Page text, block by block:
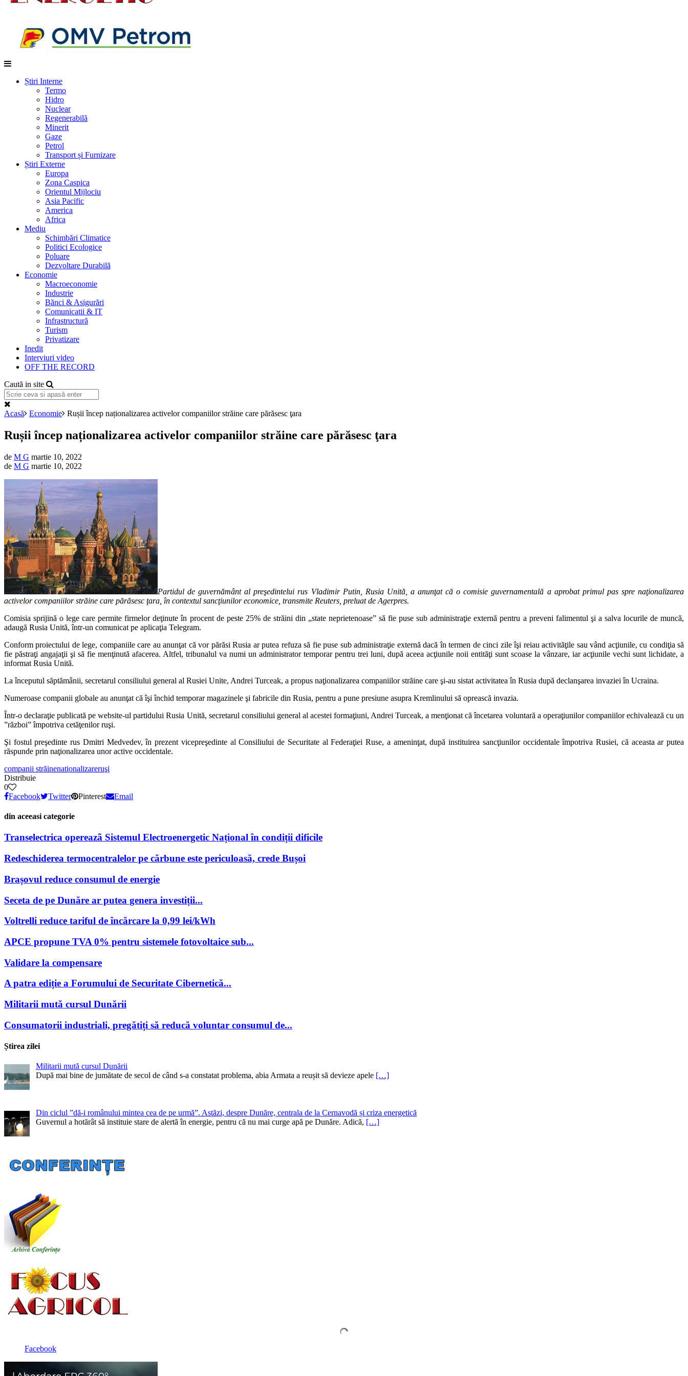
Știri Interne
Termo
Hidro
Nuclear
Regenerabilă
Minerit
Gaze
Petrol
Transport și Furnizare
Știri Externe
Europa
Zona Caspica
Orientul Mijlociu
Asia Pacific
America
Africa
Mediu
Schimbări Climatice
Politici Ecologice
Poluare
Dezvoltare Durabilă
Economie
Macroeconomie
Industrie
Bănci & Asigurări
Comunicatii & IT
Infrastructură
Turism
Privatizare
Inedit
Interviuri video
OFF THE RECORD
Caută in site
Acasă Economie Rușii încep naționalizarea activelor companiilor străine care părăsesc ţara
Rușii încep naționalizarea activelor companiilor străine care părăsesc ţara
de M G martie 10, 2022
de M G martie 10, 2022
Partidul de guvernământ al preşedintelui rus Vladimir Putin, Rusia Unită, a anunţat că o comisie guvernamentală a aprobat primul pas spre naţionalizarea
activelor companiilor străine care părăsesc ţara, în contextul sancţiunilor economice, transmite Reuters, preluat de Agerpres.
Comisia sprijină o lege care permite firmelor deţinute în procent de peste 25% de străini din „state neprietenoase” să fie puse sub administraţie externă pentru a preveni falimentul şi a salva locurile de muncă,
adaugă Rusia Unită, într-un comunicat pe aplicaţia Telegram.
Conform proiectului de lege, companiile care au anunţat că vor părăsi Rusia ar putea refuza să fie puse sub administraţie externă dacă în termen de cinci zile îşi reiau activităţile sau vând acţiunile, cu condiţia să
fie păstraţi angajaţii şi să fie menţinută afacerea. Altfel, tribunalul va numi un administrator temporar pentru trei luni, după aceea acţiunile noii entităţi sunt scoase la vânzare, iar acţiunile vechi sunt lichidate, a
informat Rusia Unită.
La începutul săptămânii, secretarul consiliului general al Rusiei Unite, Andrei Turceak, a propus naţionalizarea companiilor străine care şi-au sistat activitatea în Rusia după declanşarea invaziei în Ucraina.
Numeroase companii globale au anunţat că îşi închid temporar magazinele şi fabricile din Rusia, pentru a pune presiune asupra Kremlinului să oprească invazia.
Într-o declaraţie publicată pe website-ul partidului Rusia Unită, secretarul consiliului general al acestei formaţiuni, Andrei Turceak, a menţionat că încetarea voluntară a operaţiunilor companiilor echivalează cu un
”război” împotriva cetăţenilor ruşi.
Şi fostul preşedinte rus Dmitri Medvedev, în prezent vicepreşedinte al Consiliului de Securitate al Federaţiei Ruse, a ameninţat, după instituirea sancţiunilor occidentale împotriva Rusiei, că aceasta ar putea
răspunde prin naţionalizarea unor active occidentale.
companii străinenationalizareruşi
Distribuie
0
Facebook
Twitter Pinterest Email
din aceeasi categorie
Transelectrica opereazã Sistemul Electroenergetic Național în condiții dificile
Redeschiderea termocentralelor pe cărbune este periculoasă, crede Bușoi
Brașovul reduce consumul de energie
Seceta de pe Dunăre ar putea genera investiții...
Voltrelli reduce tariful de încărcare la 0,99 lei/kWh
APCE propune TVA 0% pentru sistemele fotovoltaice sub...
Validare la compensare
A patra ediție a Forumului de Securitate Cibernetică...
Militarii mută cursul Dunării
Consumatorii industriali, pregătiți să reducă voluntar consumul de...
Știrea zilei
Militarii mută cursul Dunării
După mai bine de jumătate de secol de când s-a constatat problema, abia Armata a reușit să devieze apele […]
Din ciclul ”dă-i românului mintea cea de pe urmă”. Astăzi, despre Dunăre, centrala de la Cernavodă și criza energetică
Guvernul a hotărât să instituie stare de alertă în energie, pentru că nu mai curge apă pe Dunăre. Adică, […]
Facebook